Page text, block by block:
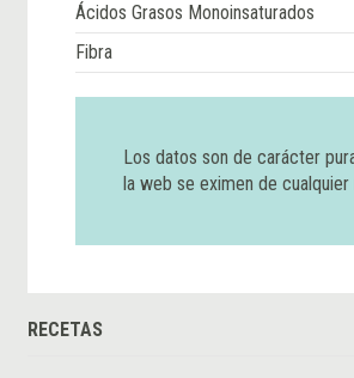
Ácidos Grasos Monoinsaturados
Fibra
Los datos son de carácter
la web se eximen de cualquier
RECETAS